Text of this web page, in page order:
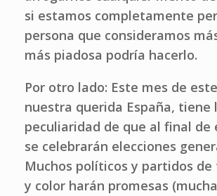
si estamos completamente
persona que consideramos
más piadosa podría hacerlo.
Por otro lado: Este mes de
nuestra querida España, tiene
peculiaridad de que al final de
se celebrarán elecciones
Muchos políticos y partidos de
y color harán promesas